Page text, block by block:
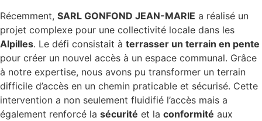
Récemment, SARL GONFOND JEAN-MARIE a réalisé un
projet complexe pour une collectivité locale dans les
Alpilles. Le défi consistait à terrasser un terrain en pente
pour créer un nouvel accès à un espace communal. Grâce
à notre expertise, nous avons pu transformer un terrain
difficile d’accès en un chemin praticable et sécurisé. Cette
intervention a non seulement fluidifié l’accès mais a
également renforcé la sécurité et la conformité aux